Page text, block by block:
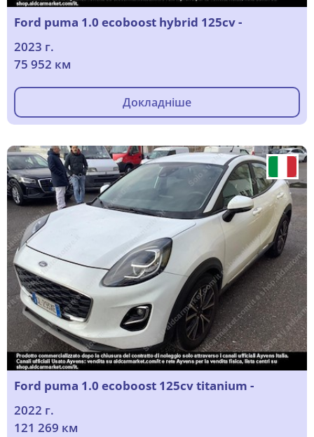
Ford puma 1.0 ecoboost hybrid 125cv -
2023 г.
75 952 км
Докладніше
Ford puma 1.0 ecoboost 125cv titanium -
2022 г.
121 269 км